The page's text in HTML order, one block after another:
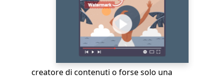
creatore di contenuti o forse solo una